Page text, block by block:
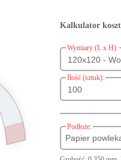
Kalkulator
Wymiary (L x H):
Ilość (sztuk):
Podłoże: